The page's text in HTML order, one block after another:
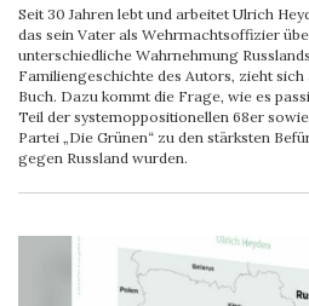
Seit 30 Jahren lebt und arbeitet Ulrich
das sein Vater als Wehrmachtsoffizier
unterschiedliche Wahrnehmung
Familiengeschichte des Autors, zieht
Buch. Dazu kommt die Frage, wie es
Teil der systemoppositionellen 68er
Partei „Die Grünen“ zu den stärksten
gegen Russland wurden.